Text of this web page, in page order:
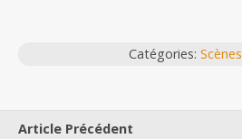
Catégories: Scènes
Article Précédent